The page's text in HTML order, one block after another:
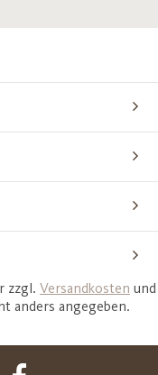
zzgl. Versandkosten und
anders angegeben.